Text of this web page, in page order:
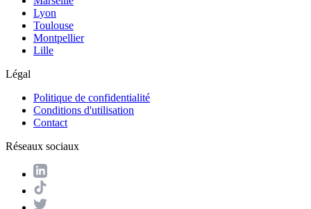
Lyon
Toulouse
Montpellier
Lille
Légal
Politique de confidentialité
Conditions d'utilisation
Contact
Réseaux sociaux